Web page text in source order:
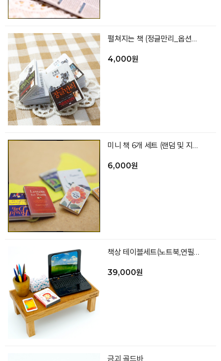
펼쳐지는 책 (정글만리_옵션선택)
4,000원
미니 책 6개 세트 (랜덤 및 지정 옵션선택)
6,000원
책상 테이블세트(노트북,연필꽂이,휴대폰,책,각티슈,책상_색상랜덤)
39,000원
금괴 골드바